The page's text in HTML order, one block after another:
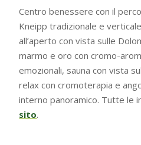
Centro benessere con il
Kneipp tradizionale e
all’aperto con vista sulle
marmo e oro con cromo-
emozionali, sauna con vista
relax con cromoterapia e
interno panoramico. Tutte le
sito.